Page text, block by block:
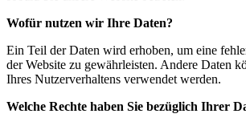
Wofür nutzen wir Ihre Daten?
Ein Teil der Daten wird erhoben, um eine
der Website zu gewährleisten. Andere Daten
Ihres Nutzerverhaltens verwendet werden.
Welche Rechte haben Sie bezüglich Ihrer